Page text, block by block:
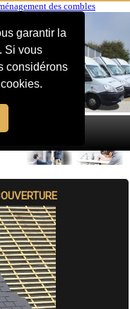
garantir la
Si vous
considérons
des combles